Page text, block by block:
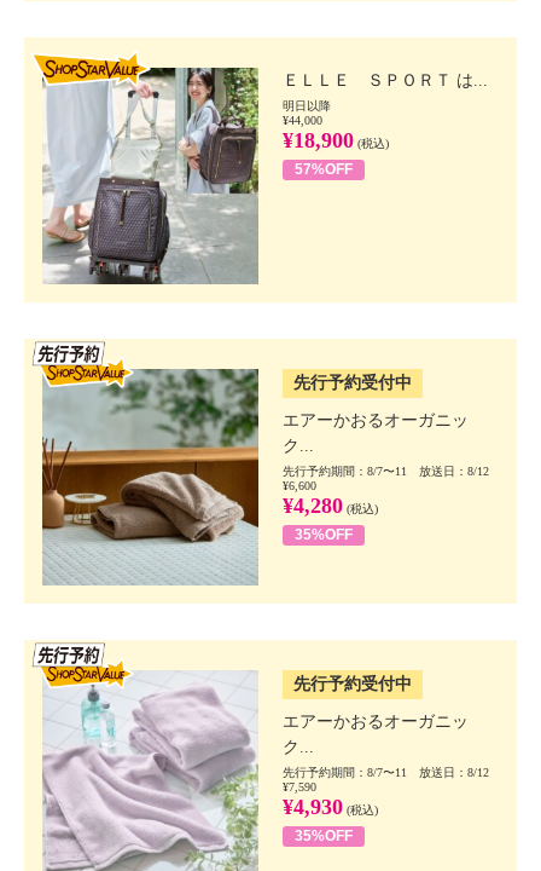
ＥＬＬＥ ＳＰＯＲＴ は...
明日以降
¥44,000
¥18,900 (税込)
57%OFF
先行予約受付中
エアーかおるオーガニッ
ク...
先行予約期間：8/7〜11 放送日：8/12
¥6,600
¥4,280 (税込)
35%OFF
先行予約受付中
エアーかおるオーガニッ
ク...
先行予約期間：8/7〜11 放送日：8/12
¥7,590
¥4,930 (税込)
35%OFF